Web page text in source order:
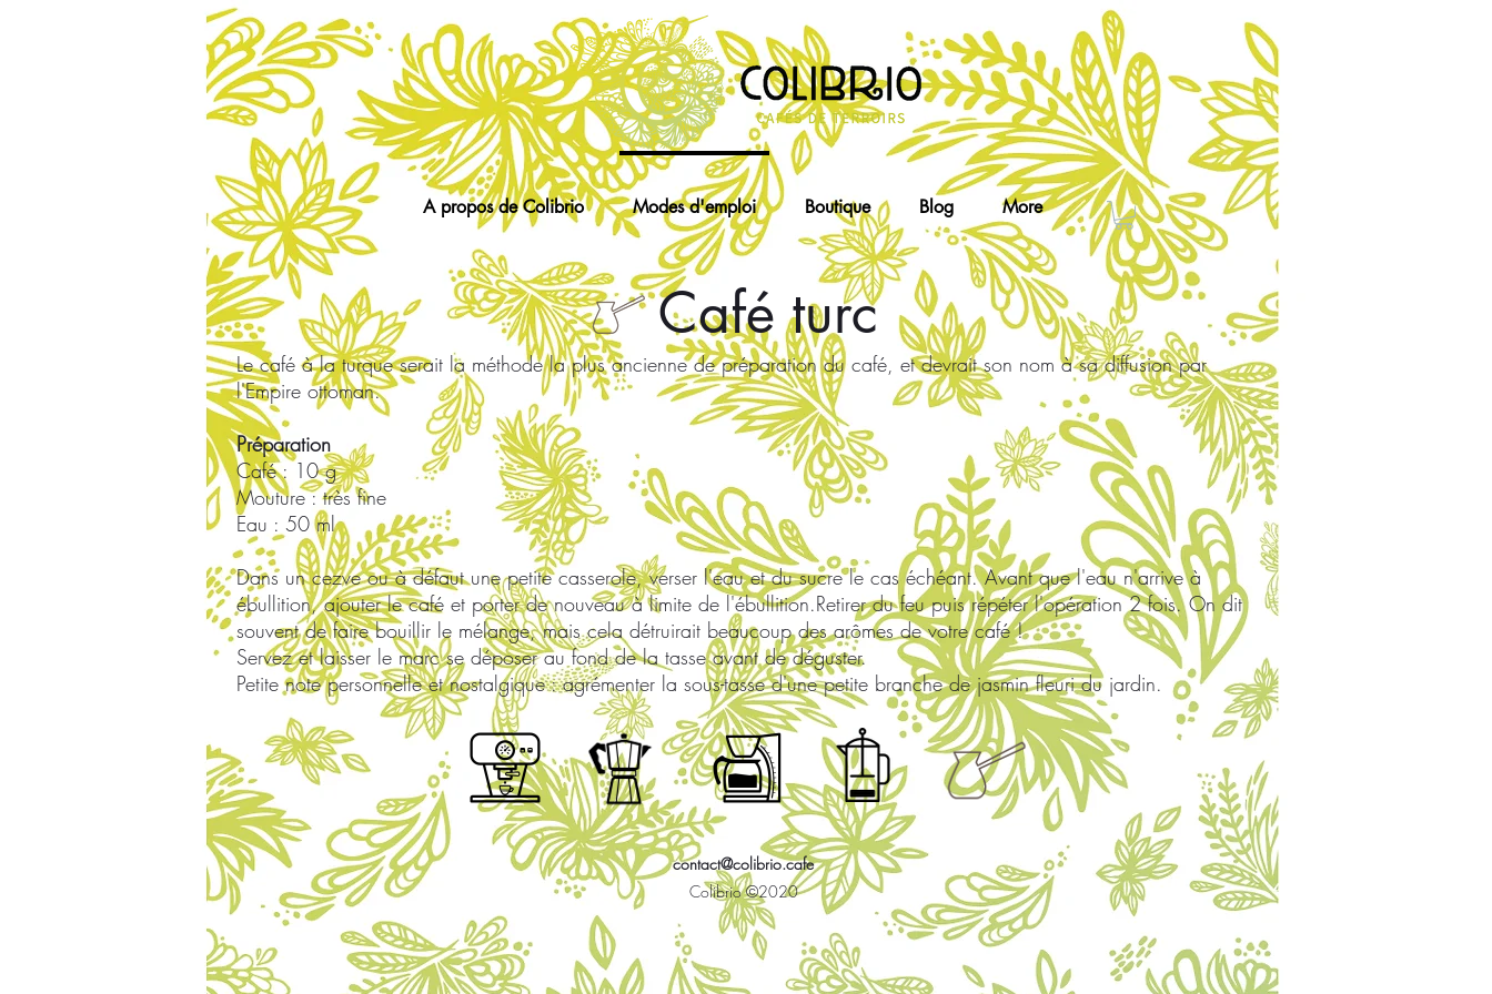
A propos de Colibrio Modes d'emploi Boutique Blog More
Café turc
Le café à la turque serait la méthode la plus ancienne de préparation du café, et devrait son nom à sa diffusion par
l'Empire ottoman.
Préparation
Café : 10 g
Mouture : très fine
Eau : 50 ml
Dans un cezve ou à défaut une petite casserole, verser l'eau et du sucre le cas échéant. Avant que l'eau n'arrive à
ébullition, ajouter le café et porter de nouveau à limite de l'ébullition.Retirer du feu puis répéter l'opération 2 fois. On dit
souvent de faire bouillir le mélange, mais cela détruirait beaucoup des arômes de votre café !
Servez et laisser le marc se déposer au fond de la tasse avant de déguster.
Petite note personnelle et nostalgique : agrémenter la sous-tasse d'une petite branche de jasmin fleuri du jardin.
contact@colibrio.cafe
Colibrio ©2020